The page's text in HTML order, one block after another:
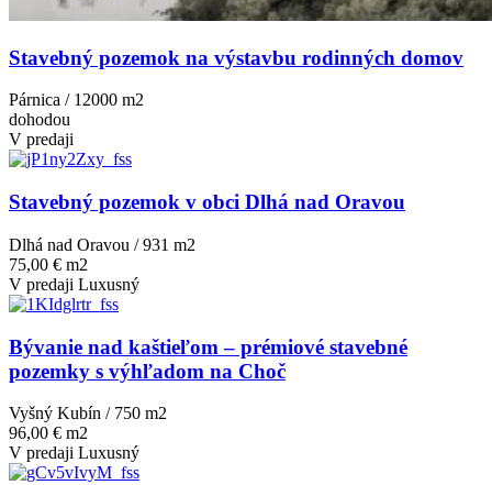
Stavebný pozemok na výstavbu rodinných domov
Párnica / 12000 m2
dohodou
V predaji
Stavebný pozemok v obci Dlhá nad Oravou
Dlhá nad Oravou / 931 m2
75,00 € m2
V predaji Luxusný
Bývanie nad kaštieľom – prémiové stavebné
pozemky s výhľadom na Choč
Vyšný Kubín / 750 m2
96,00 € m2
V predaji Luxusný